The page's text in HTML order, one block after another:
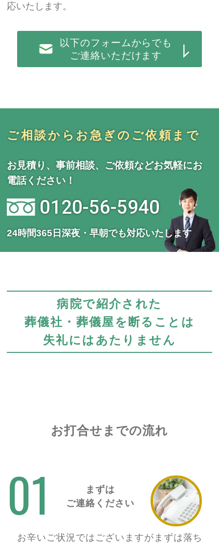
応いたします。
以下のフォームからでも
ご連絡いただけます
ご相談からお急ぎのご依頼まで
お見積り、事前相談、ご依頼などお気軽にお
電話ください！
0120-56-5940
24時間365日深夜・早朝でも対応いたします
病院で紹介された
葬儀社・葬儀屋を断ることは
失礼にはあたりません
お打合せまでの流れ
01
まずは
ご連絡ください
お辛いご状況ではございますがまずは落ち